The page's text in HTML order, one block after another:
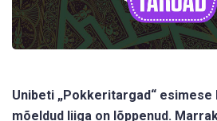
Unibeti „Pokkeritargad“
mõeldud liiga on lõppenud.